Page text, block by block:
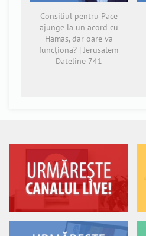
Consiliul pentru Pace
ajunge la un acord cu
Hamas, dar oare va
funcționa? | Jerusalem
Dateline 741